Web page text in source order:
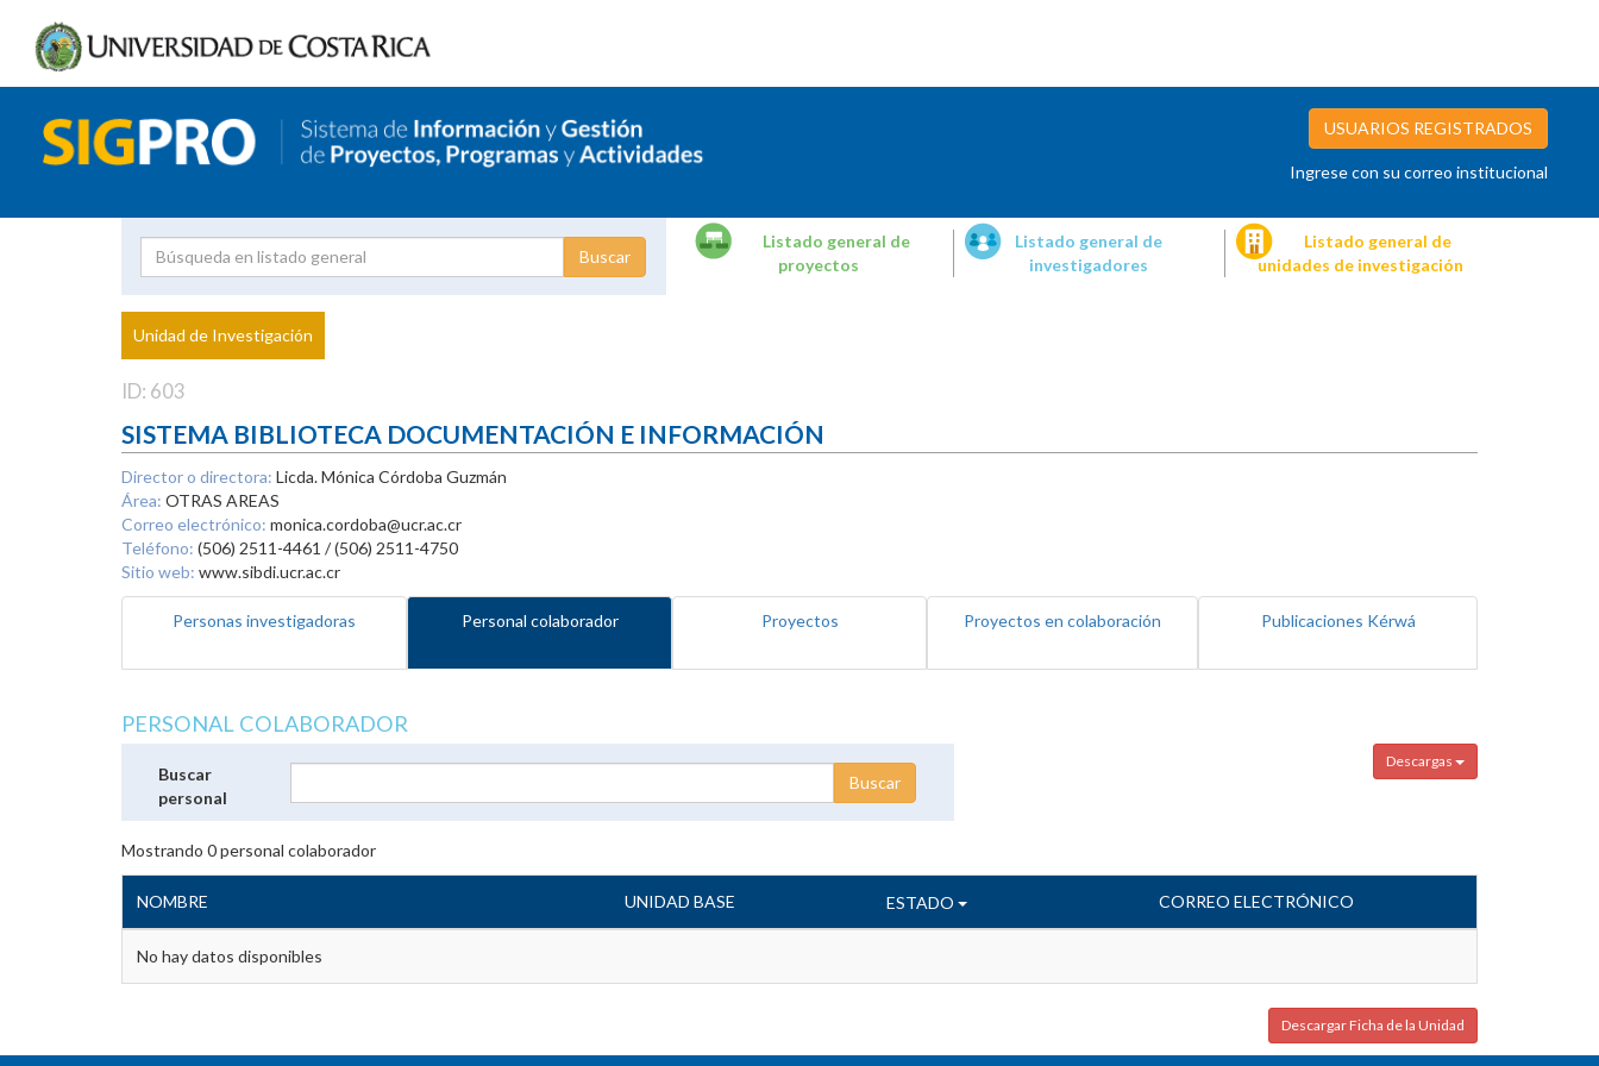
USUARIOS REGISTRADOS
Ingrese con su correo institucional
Proyecto
Investigador
Listado general de
proyectos
Listado general de
investigadores
Listado general de
unidades de investigación
Unidad de Investigación
ID: 603
SISTEMA BIBLIOTECA DOCUMENTACIÓN E INFORMACIÓN
Director o directora: Licda. Mónica Córdoba Guzmán
Área: OTRAS AREAS
Correo electrónico: monica.cordoba@ucr.ac.cr
Teléfono: (506) 2511-4461 / (506) 2511-4750
Sitio web: www.sibdi.ucr.ac.cr
Personas investigadoras Personal colaborador Proyectos Proyectos en colaboración Publicaciones Kérwá
PERSONAL COLABORADOR
Descargas
Buscar
personal
Mostrando 0personal colaborador
NOMBRE UNIDAD BASE ESTADO CORREO ELECTRÓNICO
No hay datos disponibles
Descargar Ficha de la Unidad